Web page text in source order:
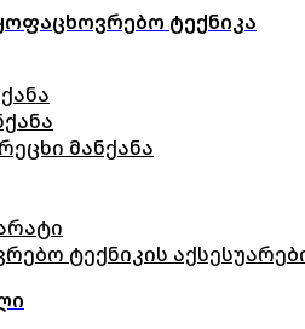
ტექნიკა
მანქანა
ტექნიკის